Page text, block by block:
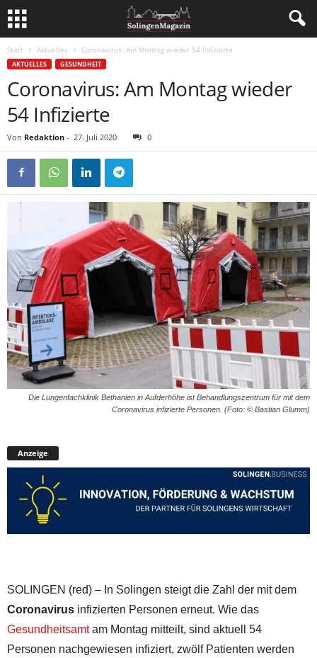
Start Aktuelles Coronavirus: Am Montag wieder 54 Infizierte
AKTUELLES GESUNDHEIT
Coronavirus: Am Montag wieder
54 Infizierte
Von Redaktion - 27. Juli 2020 0
Die Lungenfachklinik Bethanien in Aufderhöhe ist Behandlungszentrum für mit dem
Coronavirus infizierte Personen. (Foto: © Bastian Glumm)
Anzeige
SOLINGEN (red) – In Solingen steigt die Zahl der mit dem
Coronavirus infizierten Personen erneut. Wie das
Gesundheitsamtam Montag mitteilt, sind aktuell 54
Personen nachgewiesen infiziert, zwölf Patienten werden